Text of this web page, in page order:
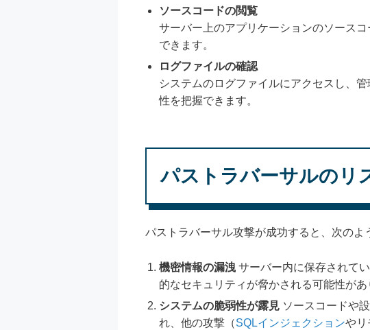
ソースコードの閲覧
サーバー上のアプリケーションのソース
できます。
ログファイルの確認
システムのログファイルにアクセスし、
性を把握できます。
パストラバーサルのリ
パストラバーサル攻撃が成功すると、次のよ
機密情報の漏洩 サーバー内に保存されて
的なセキュリティが脅かされる可能性があ
システムの脆弱性が露見 ソースコードや
れ、他の攻撃（SQLインジェクションやリ